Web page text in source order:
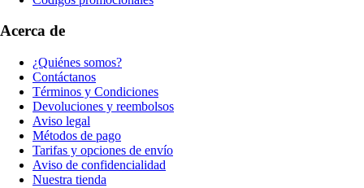
Acerca de
¿Quiénes somos?
Contáctanos
Términos y Condiciones
Devoluciones y reembolsos
Aviso legal
Métodos de pago
Tarifas y opciones de envío
Aviso de confidencialidad
Nuestra tienda